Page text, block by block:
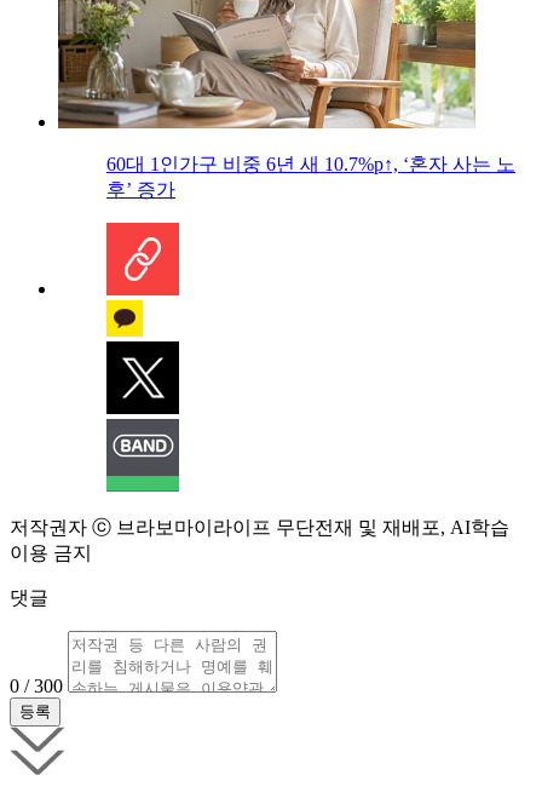
60대 1인가구 비중 6년 새 10.7%p↑, ‘혼자 사는 노
후’ 증가
저작권자 ⓒ 브라보마이라이프 무단전재 및 재배포, AI학습
이용 금지
댓글
0 / 300